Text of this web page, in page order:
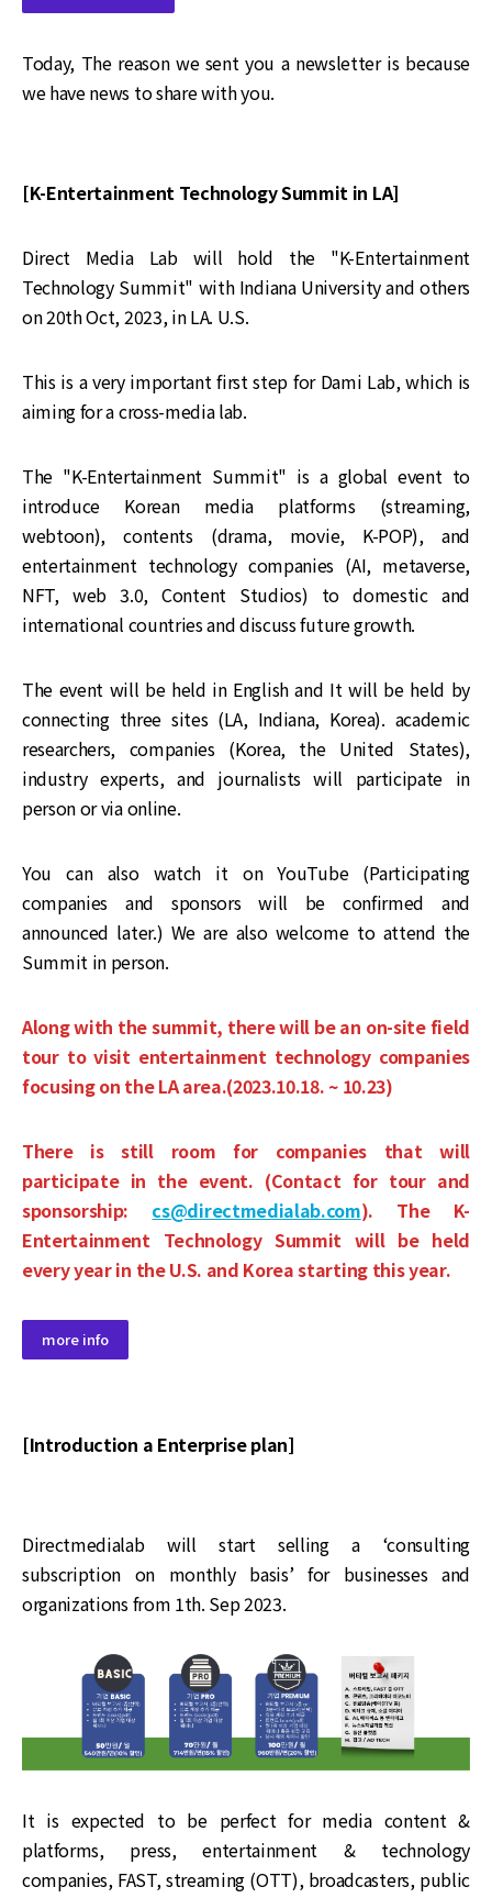
Today, The reason we sent you a newsletter is because
we have news to share with you.
[K-Entertainment Technology Summit in LA]
Direct Media Lab will hold the "K-Entertainment
Technology Summit" with Indiana University and others
on 20th Oct, 2023, in LA. U.S.
This is a very important first step for Dami Lab, which is
aiming for a cross-media lab.
The "K-Entertainment Summit" is a global event to
introduce Korean media platforms (streaming,
webtoon), contents (drama, movie, K-POP), and
entertainment technology companies (AI, metaverse,
NFT, web 3.0, Content Studios) to domestic and
international countries and discuss future growth.
The event will be held in English and It will be held by
connecting three sites (LA, Indiana, Korea). academic
researchers, companies (Korea, the United States),
industry experts, and journalists will participate in
person or via online.
You can also watch it on YouTube (Participating
companies and sponsors will be confirmed and
announced later.) We are also welcome to attend the
Summit in person.
Along with the summit, there will be an on-site field
tour to visit entertainment technology companies
focusing on the LA area.(2023.10.18. ~ 10.23)
There is still room for companies that will
participate in the event. (Contact for tour and
sponsorship: cs@directmedialab.com). The K-
Entertainment Technology Summit will be held
every year in the U.S. and Korea starting this year.
more info
[Introduction a Enterprise plan]
Directmedialab will start selling a ‘consulting
subscription on monthly basis’ for businesses and
organizations from 1th. Sep 2023.
It is expected to be perfect for media content &
platforms, press, entertainment & technology
companies, FAST, streaming (OTT), broadcasters, public